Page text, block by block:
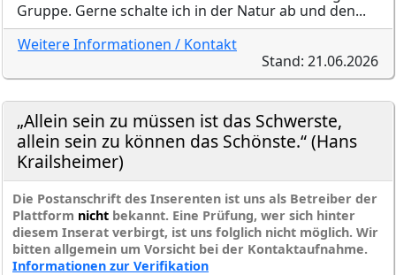
Gruppe. Gerne schalte ich in der Natur ab und den...
Weitere Informationen / Kontakt
Stand: 21.06.2026
„Allein sein zu müssen ist das Schwerste,
allein sein zu können das Schönste.“ (Hans
Krailsheimer)
Die Postanschrift des Inserenten ist uns als Betreiber der
Plattform nicht bekannt. Eine Prüfung, wer sich hinter
diesem Inserat verbirgt, ist uns folglich nicht möglich. Wir
bitten allgemein um Vorsicht bei der Kontaktaufnahme.
Informationen zur Verifikation